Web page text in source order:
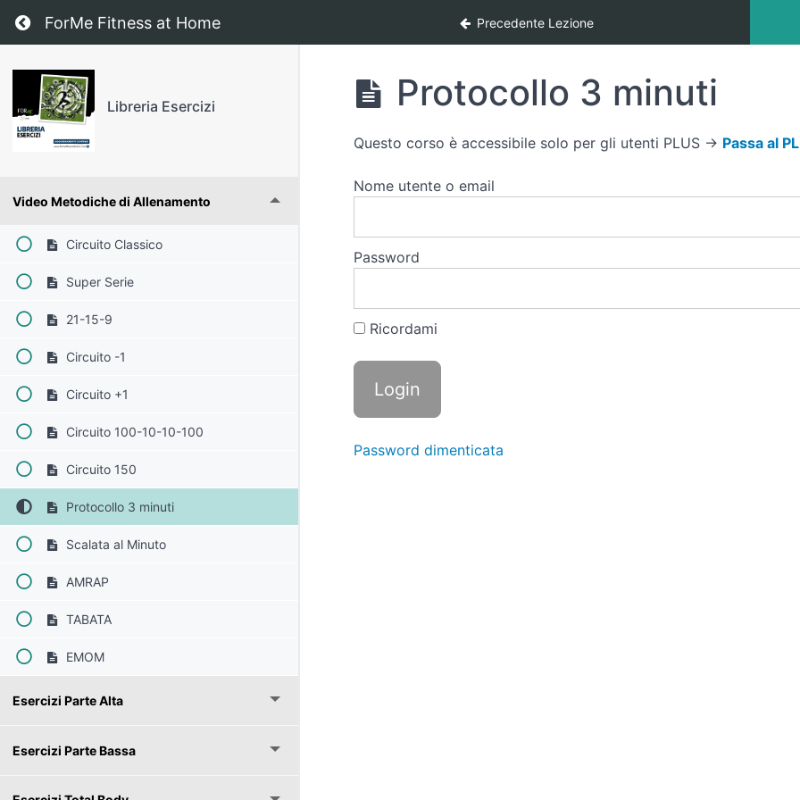
Ritorna a corso: Libreria Esercizi
ForMe Fitness at Home Precedente Lezione
Libreria Esercizi
Video Metodiche di Allenamento
Circuito Classico
Super Serie
21-15-9
Circuito -1
Circuito +1
Circuito 100-10-10-100
Circuito 150
Protocollo 3 minuti
Scalata al Minuto
AMRAP
TABATA
EMOM
Esercizi Parte Alta
Esercizi Parte Bassa
Protocollo 3 minuti
Questo corso è accessibile solo per gli utenti PLUS → Passa al
Nome utente o email
Password
Ricordami
Password dimenticata